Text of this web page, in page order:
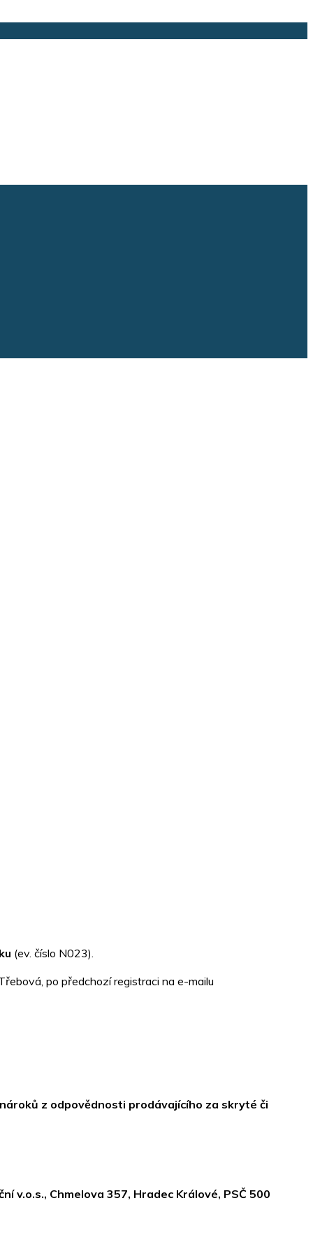
(ev. číslo N023).
po předchozí registraci na e-mailu
z odpovědnosti prodávajícího za skryté či
v.o.s., Chmelova 357, Hradec Králové, PSČ 500